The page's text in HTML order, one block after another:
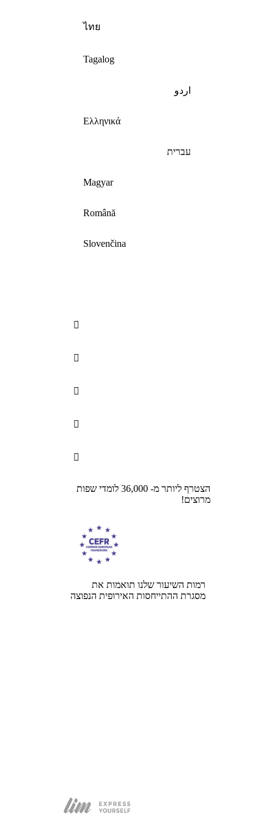
ไทย
Tagalog
اردو
Ελληνικά
עברית
Magyar
Română
Slovenčina





הצטרף ליותר מ- 36,000 לומדי שפות
מרוצים!
רמות השיעור שלנו תואמות את
מסגרת ההתייחסות האירופית הנפוצה